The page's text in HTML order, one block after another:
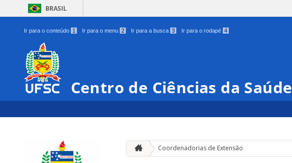
BRASIL
Ir para o conteúdo 1 Ir para o menu 2 Ir para a busca 3 Ir para o rodapé 4
Centro de Ciências da Saúde
Coordenadorias de Extensão